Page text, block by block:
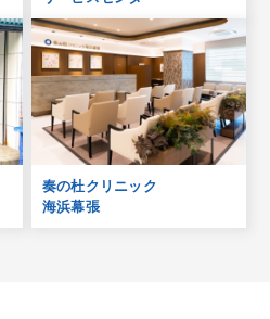
奏の杜クリニック
海浜幕張